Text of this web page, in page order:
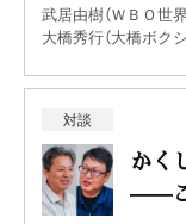
武居由樹（ＷＢＯ世
大橋秀行（大橋ボク
対談
かく
——こ